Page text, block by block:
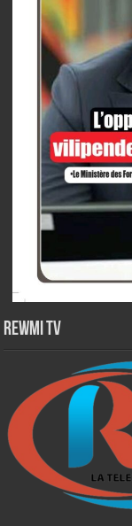
Rewmi TV